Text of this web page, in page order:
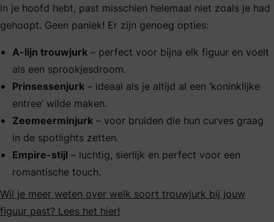
in je hoofd hebt, past misschien helemaal niet zoals je had
gehoopt. Geen paniek! Er zijn genoeg opties:
A-lijn trouwjurk – perfect voor bijna elk figuur en voelt
als een sprookjesdroom.
Prinsessenjurk – ideaal als je altijd al een ‘koninklijke
entree’ wilde maken.
Zeemeerminjurk – voor bruiden die hun curves graag
in de spotlights zetten.
Empire-stijl – luchtig, sierlijk en perfect voor een
romantische touch.
Wil je meer weten over welk soort trouwjurk bij jouw
figuur past? Lees het hier!